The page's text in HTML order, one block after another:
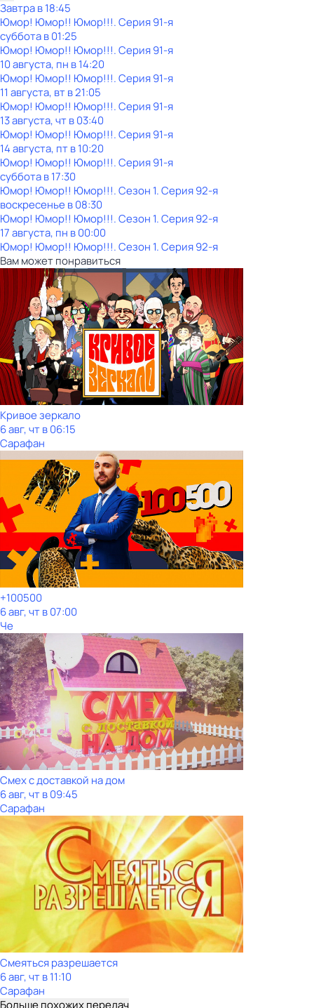
Завтра в 18:45
Юмор! Юмор!! Юмор!!!. Серия 91-я
субботав01:25
Юмор! Юмор!! Юмор!!!. Серия 91-я
10 августа, пн в 14:20
Юмор! Юмор!! Юмор!!!. Серия 91-я
11 августа, вт в 21:05
Юмор! Юмор!! Юмор!!!. Серия 91-я
13 августа, чт в 03:40
Юмор! Юмор!! Юмор!!!. Серия 91-я
14 августа, пт в 10:20
Юмор! Юмор!! Юмор!!!. Серия 91-я
субботав17:30
Юмор! Юмор!! Юмор!!!. Сезон 1. Серия 92-я
воскресенье в08:30
Юмор! Юмор!! Юмор!!!. Сезон 1. Серия 92-я
17 августа, пн в 00:00
Юмор! Юмор!! Юмор!!!. Сезон 1. Серия 92-я
Вам может понравиться
Кривое зеркало
6 авг, чт в 06:15
Сарафан
+100500
6 авг, чт в 07:00
Че
Смех с доставкой на дом
6 авг, чт в 09:45
Сарафан
Смеяться разрешается
6 авг, чт в 11:10
Сарафан
Больше похожих передач